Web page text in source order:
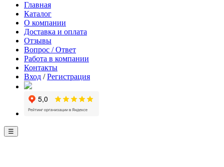
Главная
Каталог
О компании
Доставка и оплата
Отзывы
Вопрос / Ответ
Работа в компании
Контакты
Вход /Регистрация
☰